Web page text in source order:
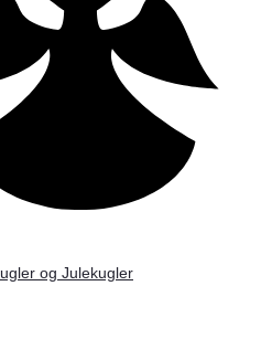
og Julekugler